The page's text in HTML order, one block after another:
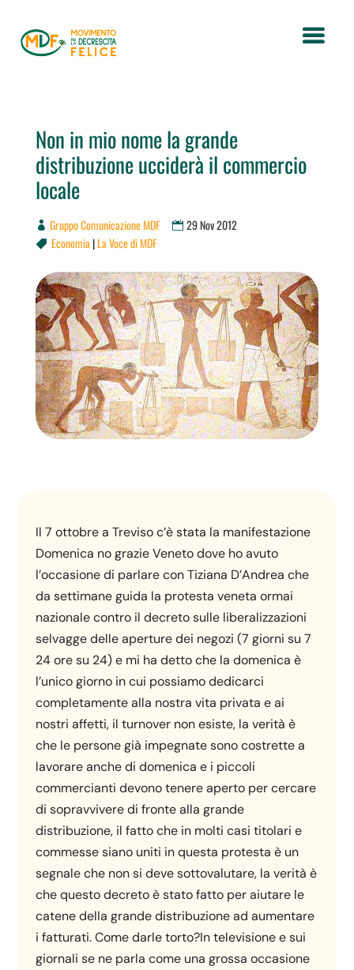
Non in mio nome la grande
distribuzione ucciderà il commercio
locale
Gruppo Comunicazione MDF 29 Nov 2012
 Economia |La Voce di MDF
Il 7 ottobre a Treviso c’è stata la manifestazione
Domenica no grazie Veneto dove ho avuto
l’occasione di parlare con Tiziana D’Andrea che
da settimane guida la protesta veneta ormai
nazionale contro il decreto sulle liberalizzazioni
selvagge delle aperture dei negozi (7 giorni su 7
24 ore su 24) e mi ha detto che la domenica è
l’unico giorno in cui possiamo dedicarci
completamente alla nostra vita privata e ai
nostri affetti, il turnover non esiste, la verità è
che le persone già impegnate sono costrette a
lavorare anche di domenica e i piccoli
commercianti devono tenere aperto per cercare
di sopravvivere di fronte alla grande
distribuzione, il fatto che in molti casi titolari e
commesse siano uniti in questa protesta è un
segnale che non si deve sottovalutare, la verità è
che questo decreto è stato fatto per aiutare le
catene della grande distribuzione ad aumentare
i fatturati. Come darle torto?In televisione e sui
giornali se ne parla come una grossa occasione